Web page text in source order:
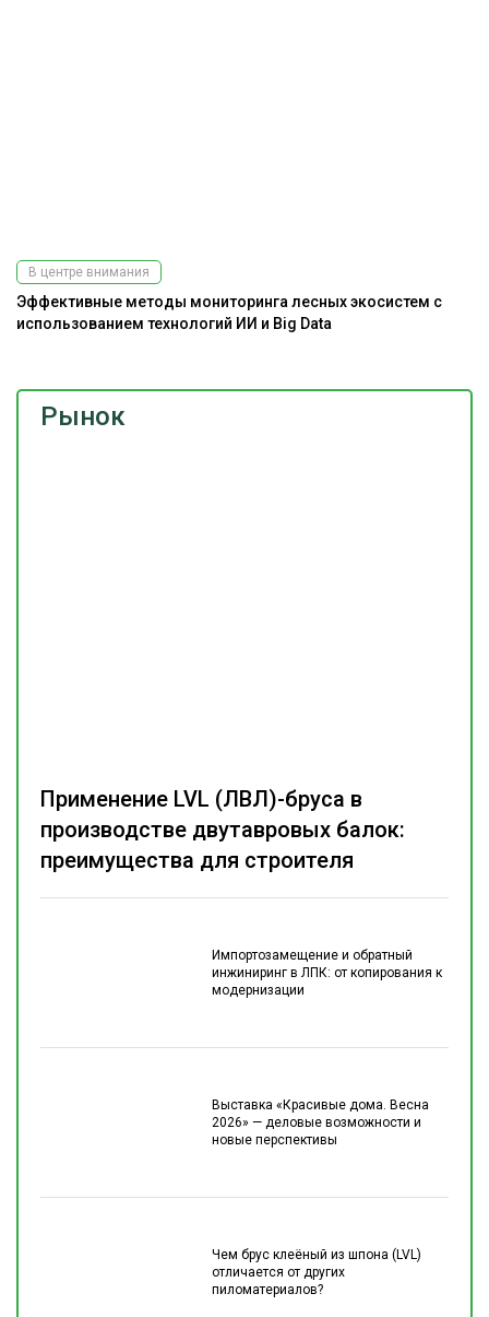
Рынок
Импортозамещение и обратный
инжиниринг в ЛПК: от копирования к
модернизации
Выставка «Красивые дома. Весна
2026» — деловые возможности и
новые перспективы
Чем брус клеёный из шпона (LVL)
отличается от других
пиломатериалов?
Применение LVL (ЛВЛ)-бруса в
производстве двутавровых балок:
преимущества для строителя
В центре внимания
Эффективные методы мониторинга лесных экосистем с
использованием технологий ИИ и Big Data